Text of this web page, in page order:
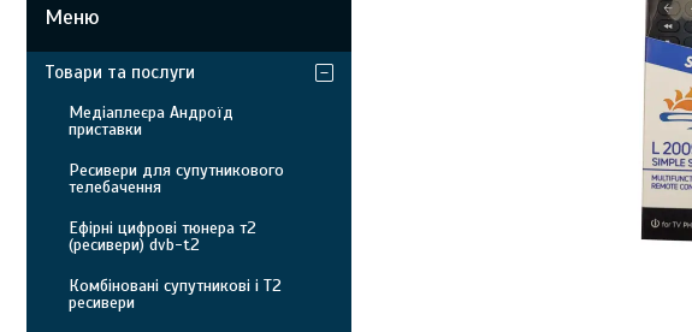
Товари та послуги
Медіаплеєра Андроїд
приставки
Ресивери для супутникового
телебачення
Ефірні цифрові тюнера т2
(ресивери) dvb-t2
Комбіновані супутникові і Т2
ресивери